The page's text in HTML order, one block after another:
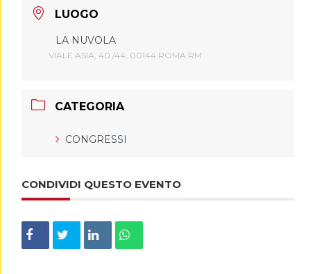
LUOGO
LA NUVOLA
VIALE ASIA, 40 /44, 00144 ROMA RM
CATEGORIA
CONGRESSI
CONDIVIDI QUESTO EVENTO